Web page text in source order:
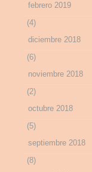
febrero 2019
(4)
diciembre 2018
(6)
noviembre 2018
(2)
octubre 2018
(5)
septiembre 2018
(8)